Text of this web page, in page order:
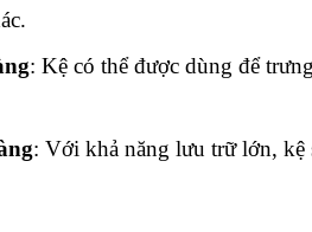
: Kệ có thể được dùng để
: Với khả năng lưu trữ lớn, kệ